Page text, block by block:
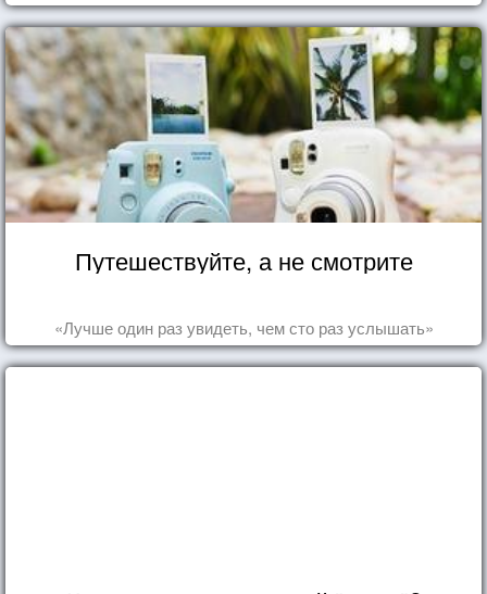
Путешествуйте, а не смотрите
«Лучше один раз увидеть, чем сто раз услышать»